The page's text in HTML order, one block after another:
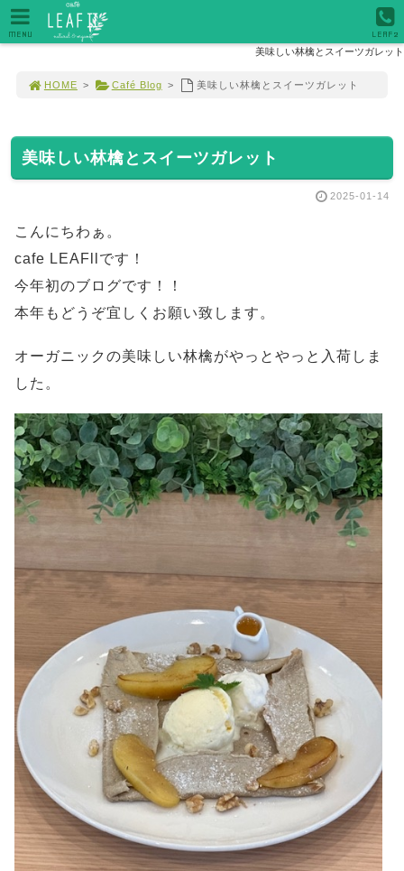
美味しい林檎とスイーツガレット
HOME > Café Blog > 美味しい林檎とスイーツガレット
美味しい林檎とスイーツガレット
2025-01-14
こんにちわぁ。
cafe LEAFllです！
今年初のブログです！！
本年もどうぞ宜しくお願い致します。
オーガニックの美味しい林檎がやっとやっと入荷しま
した。
MENU LEAF2